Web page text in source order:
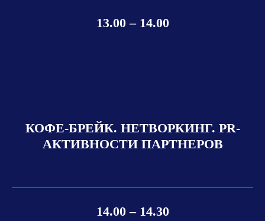
13.00 – 14.00
КОФЕ-БРЕЙК. НЕТВОРКИНГ. PR-
АКТИВНОСТИ ПАРТНЕРОВ
14.00 – 14.30